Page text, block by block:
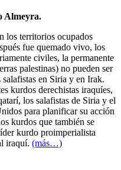
Almeyra.
los territorios ocupados
fue quemado vivo, los
civiles, la permanente
palestinas) no pueden ser
en Siria y en Irak.
kurdos derechistas iraquíes,
los salafistas de Siria y el
para planificar su acción
kurdos que también se
kurdo proimperialista
iraquí. (más…)